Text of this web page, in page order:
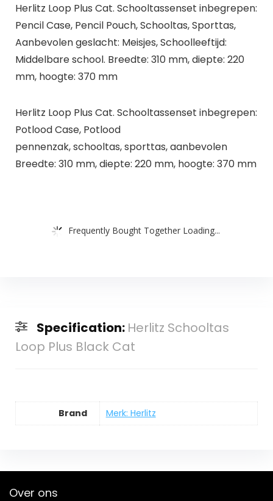
Herlitz Loop Plus Cat. Schooltassenset inbegrepen:
Pencil Case, Pencil Pouch, Schooltas, Sporttas,
Aanbevolen geslacht: Meisjes, Schoolleeftijd:
Middelbare school. Breedte: 310 mm, diepte: 220
mm, hoogte: 370 mm
Herlitz Loop Plus Cat. Schooltassenset inbegrepen:
Potlood Case, Potlood
pennenzak, schooltas, sporttas, aanbevolen
Breedte: 310 mm, diepte: 220 mm, hoogte: 370 mm
Frequently Bought Together Loading...
Specification: Herlitz Schooltas
Loop Plus Black Cat
Brand Merk: Herlitz
Over ons